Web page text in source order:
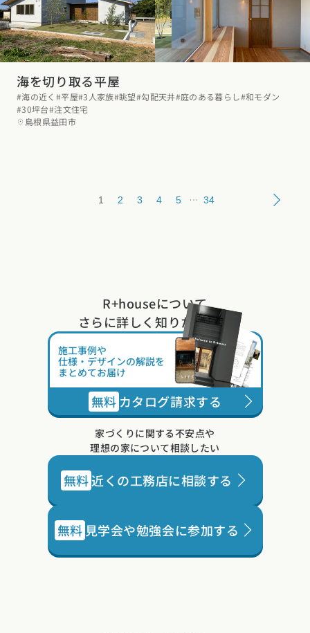
海を切り取る平屋
#海の近く #平屋#3人家族#眺望#勾配天井#庭のある暮らし#和モダン
#30坪台#注文住宅
島根県益田市
1 2 3 4 5 34
R+houseについて
さらに詳しく知りたい方は
施工事例や
仕様・デザインの解説を
まとめてお届け
無料 カタログ請求する
家づくりに関する不安点や
理想の家について相談したい
無料近くの工務店に相談する
無料 見学会や勉強会に参加する